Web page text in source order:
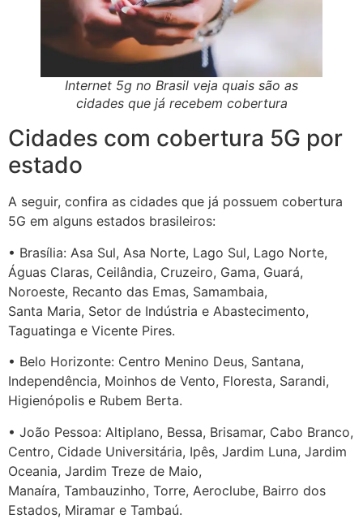
Internet 5g no Brasil veja quais são as
cidades que já recebem cobertura
Cidades com cobertura 5G por
estado
A seguir, confira as cidades que já possuem cobertura
5G em alguns estados brasileiros:
• Brasília: Asa Sul, Asa Norte, Lago Sul, Lago Norte,
Águas Claras, Ceilândia, Cruzeiro, Gama, Guará,
Noroeste, Recanto das Emas, Samambaia,
Santa Maria, Setor de Indústria e Abastecimento,
Taguatinga e Vicente Pires.
• Belo Horizonte: Centro Menino Deus, Santana,
Independência, Moinhos de Vento, Floresta, Sarandi,
Higienópolis e Rubem Berta.
• João Pessoa: Altiplano, Bessa, Brisamar, Cabo Branco,
Centro, Cidade Universitária, Ipês, Jardim Luna, Jardim
Oceania, Jardim Treze de Maio,
Manaíra, Tambauzinho, Torre, Aeroclube, Bairro dos
Estados, Miramar e Tambaú.